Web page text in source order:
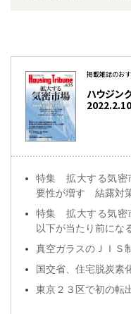
掲載雑誌のお
ハウジン
2022.2.10
特集 拡大する気密
要性が増す 結露対
特集 拡大する気密
以下が当たり前にな
真空ガラスのＪＩ
国交省、住宅脱炭素
東京２３区で初の転